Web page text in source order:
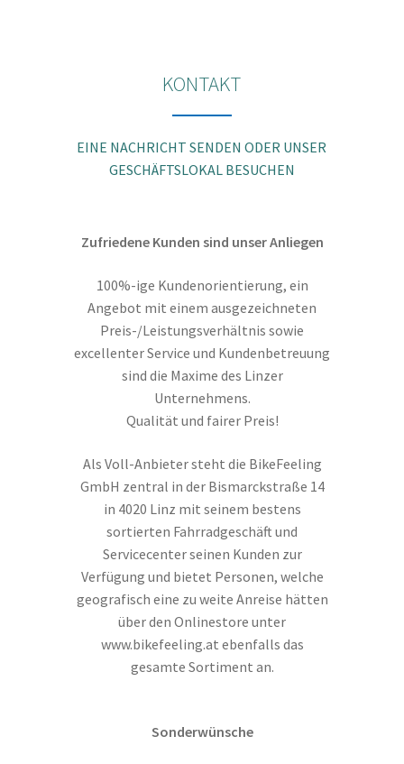
gewählt
werden
KONTAKT
EINE NACHRICHT SENDEN ODER UNSER
GESCHÄFTSLOKAL BESUCHEN
Zufriedene Kunden sind unser Anliegen
100%-ige Kundenorientierung, ein
Angebot mit einem ausgezeichneten
Preis-/Leistungsverhältnis sowie
excellenter Service und Kundenbetreuung
sind die Maxime des Linzer
Unternehmens.
Qualität und fairer Preis!
Als Voll-Anbieter steht die BikeFeeling
GmbH zentral in der Bismarckstraße 14
in 4020 Linz mit seinem bestens
sortierten Fahrradgeschäft und
Servicecenter seinen Kunden zur
Verfügung und bietet Personen, welche
geografisch eine zu weite Anreise hätten
über den Onlinestore unter
www.bikefeeling.at ebenfalls das
gesamte Sortiment an.
Sonderwünsche